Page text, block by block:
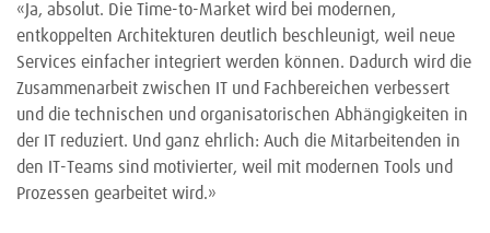
«Ja, absolut. Die Time-to-Market wird bei modernen,
entkoppelten Architekturen deutlich beschleunigt, weil neue
Services einfacher integriert werden können. Dadurch wird die
Zusammenarbeit zwischen IT und Fachbereichen verbessert
und die technischen und organisatorischen Abhängigkeiten in
der IT reduziert. Und ganz ehrlich: Auch die Mitarbeitenden in
den IT-Teams sind motivierter, weil mit modernen Tools und
Prozessen gearbeitet wird.»